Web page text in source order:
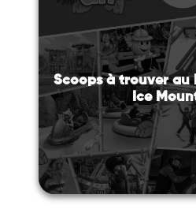
Scoops à trouver au
Ice